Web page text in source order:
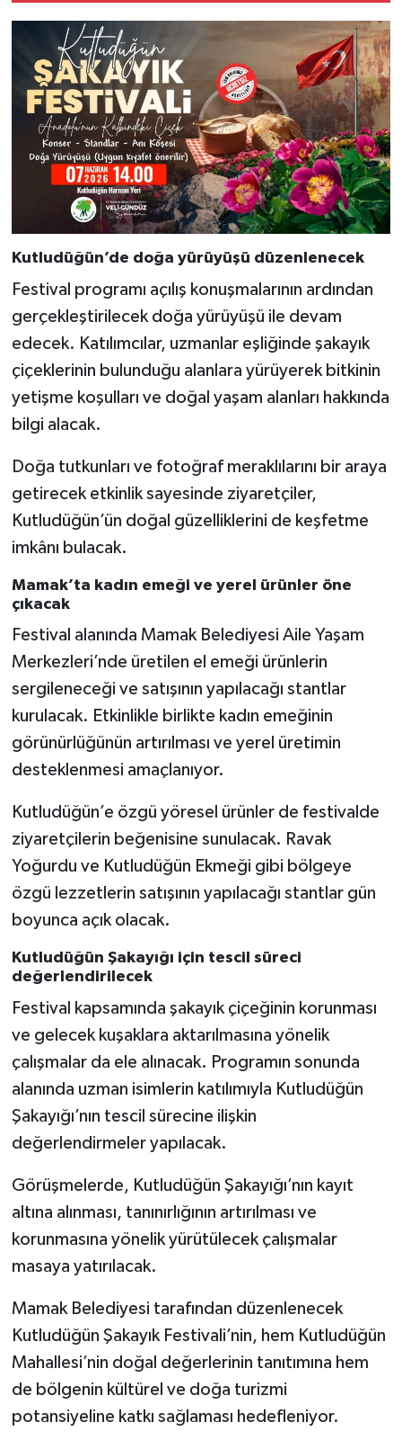
Kutludüğün’de doğa yürüyüşü düzenlenecek
Festival programı açılış konuşmalarının ardından
gerçekleştirilecek doğa yürüyüşü ile devam
edecek. Katılımcılar, uzmanlar eşliğinde şakayık
çiçeklerinin bulunduğu alanlara yürüyerek bitkinin
yetişme koşulları ve doğal yaşam alanları hakkında
bilgi alacak.
Doğa tutkunları ve fotoğraf meraklılarını bir araya
getirecek etkinlik sayesinde ziyaretçiler,
Kutludüğün’ün doğal güzelliklerini de keşfetme
imkânı bulacak.
Mamak’ta kadın emeği ve yerel ürünler öne
çıkacak
Festival alanında Mamak Belediyesi Aile Yaşam
Merkezleri’nde üretilen el emeği ürünlerin
sergileneceği ve satışının yapılacağı stantlar
kurulacak. Etkinlikle birlikte kadın emeğinin
görünürlüğünün artırılması ve yerel üretimin
desteklenmesi amaçlanıyor.
Kutludüğün’e özgü yöresel ürünler de festivalde
ziyaretçilerin beğenisine sunulacak. Ravak
Yoğurdu ve Kutludüğün Ekmeği gibi bölgeye
özgü lezzetlerin satışının yapılacağı stantlar gün
boyunca açık olacak.
Kutludüğün Şakayığı için tescil süreci
değerlendirilecek
Festival kapsamında şakayık çiçeğinin korunması
ve gelecek kuşaklara aktarılmasına yönelik
çalışmalar da ele alınacak. Programın sonunda
alanında uzman isimlerin katılımıyla Kutludüğün
Şakayığı’nın tescil sürecine ilişkin
değerlendirmeler yapılacak.
Görüşmelerde, Kutludüğün Şakayığı’nın kayıt
altına alınması, tanınırlığının artırılması ve
korunmasına yönelik yürütülecek çalışmalar
masaya yatırılacak.
Mamak Belediyesi tarafından düzenlenecek
Kutludüğün Şakayık Festivali’nin, hem Kutludüğün
Mahallesi’nin doğal değerlerinin tanıtımına hem
de bölgenin kültürel ve doğa turizmi
potansiyeline katkı sağlaması hedefleniyor.